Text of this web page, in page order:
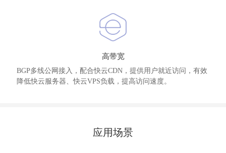
高带宽
BGP多线公网接入，配合快云CDN，提供用户就近访问，有效
降低快云服务器、快云VPS负载，提高访问速度。
应用场景